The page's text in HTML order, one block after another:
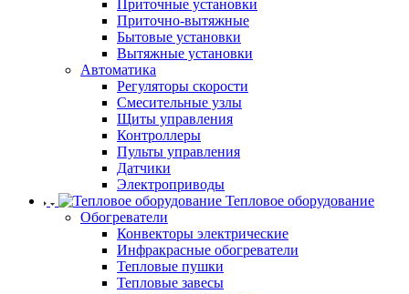
Приточные установки
Приточно-вытяжные
Бытовые установки
Вытяжные установки
Автоматика
Регуляторы скорости
Смесительные узлы
Щиты управления
Контроллеры
Пульты управления
Датчики
Электроприводы
Тепловое оборудование
Обогреватели
Конвекторы электрические
Инфракрасные обогреватели
Тепловые пушки
Тепловые завесы